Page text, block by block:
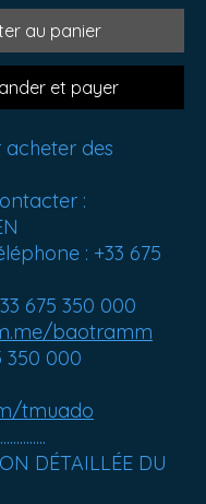
au panier
et payer
des
:
: +33 675
675 350 000
baotramm
350 000
tmuado
DÉTAILLÉE DU